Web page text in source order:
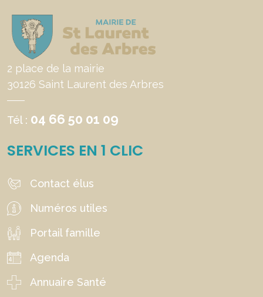
2 place de la mairie
30126 Saint Laurent des Arbres
Tél : 04 66 50 01 09
SERVICES EN 1 CLIC
Contact élus
Numéros utiles
Portail famille
Agenda
Annuaire Santé